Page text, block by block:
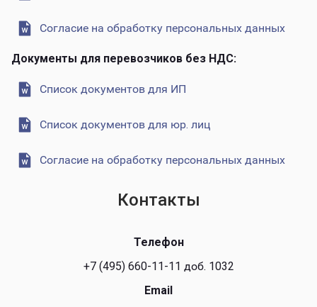
Согласие на обработку персональных данных
Документы для перевозчиков без НДС:
Список документов для ИП
Список документов для юр. лиц
Согласие на обработку персональных данных
Контакты
Телефон
+7 (495) 660-11-11 доб. 1032
Email